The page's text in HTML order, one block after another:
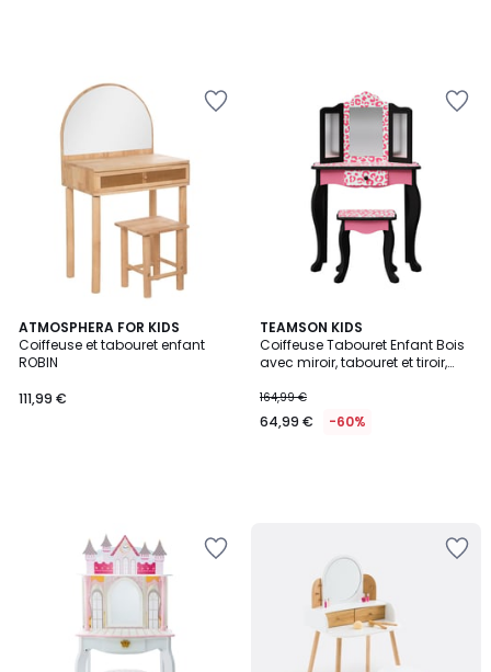
réduction
appliquée.
ATMOSPHERA FOR KIDS
Coiffeuse et tabouret enfant
ROBIN
111,99 €
TEAMSON KIDS
Coiffeuse Tabouret Enfant Bois
avec miroir, tabouret et tiroir,
164,99 €
64,99 € -60%